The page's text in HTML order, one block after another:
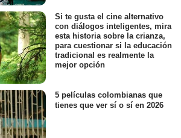
Si te gusta el cine alternativo
con diálogos inteligentes, mira
esta historia sobre la crianza,
para cuestionar si la educación
tradicional es realmente la
mejor opción
5 películas colombianas que
tienes que ver sí o sí en 2026